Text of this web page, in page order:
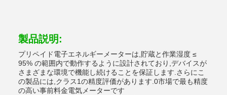
製品説明:
プリペイド電子エネルギーメーターは,貯蔵と作業湿度 ≤
95% の範囲内で動作するように設計されており,デバイスが
さまざまな環境で機能し続けることを保証します.さらにこ
の製品には,クラス1の精度評価があります.0市場で最も精度
の高い事前料金電気メーターです